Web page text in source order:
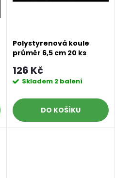
Polystyrenová koule
průměr 6,5 cm 20 ks
126 Kč
Skladem 2 balení
DO KOŠÍKU